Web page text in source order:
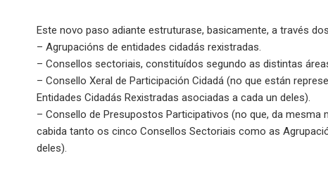
Este novo paso adiante estruturase, basicamente, a través
– Agrupacións de entidades cidadás rexistradas.
– Consellos sectoriais, constituídos segundo as distintas
– Consello Xeral de Participación Cidadá (no que están
Entidades Cidadás Rexistradas asociadas a cada un deles).
– Consello de Presupostos Participativos (no que, da mesma
cabida tanto os cinco Consellos Sectoriais como as
deles).